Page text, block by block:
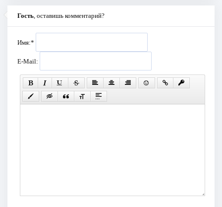
Гость, оставишь комментарий?
Имя:*
E-Mail: